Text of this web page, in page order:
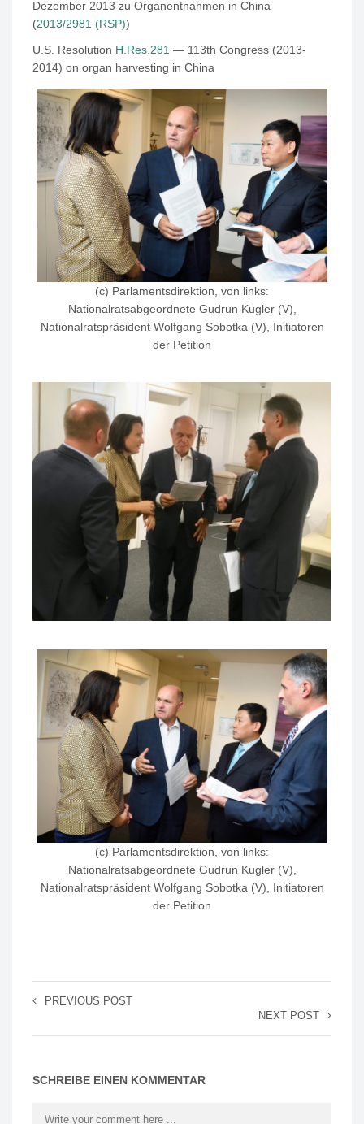
Dezember 2013 zu Organentnahmen in China
(2013/2981 (RSP))
U.S. Resolution H.Res.281 — 113th Congress (2013-
2014) on organ harvesting in China
(c) Parlamentsdirektion, von links:
Nationalratsabgeordnete Gudrun Kugler (V),
Nationalratspräsident Wolfgang Sobotka (V), Initiatoren
der Petition
(c) Parlamentsdirektion, von links:
Nationalratsabgeordnete Gudrun Kugler (V),
Nationalratspräsident Wolfgang Sobotka (V), Initiatoren
der Petition
PREVIOUS POST
NEXT POST
SCHREIBE EINEN KOMMENTAR